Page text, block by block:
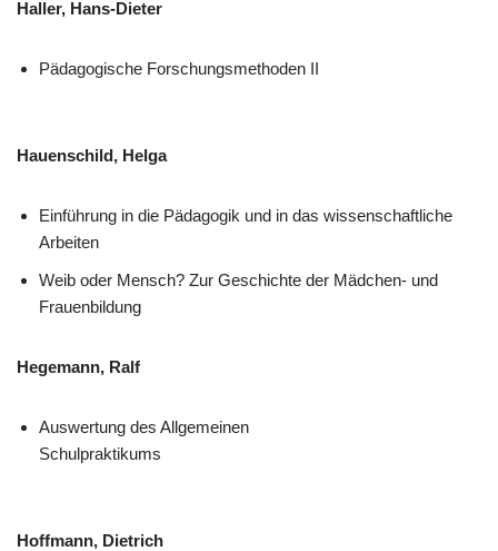
Haller, Hans-Dieter
Pädagogische Forschungsmethoden II
Hauenschild, Helga
Einführung in die Pädagogik und in das wissenschaftliche
Arbeiten
Weib oder Mensch? Zur Geschichte der Mädchen- und
Frauenbildung
Hegemann, Ralf
Auswertung des Allgemeinen
Schulpraktikums
Hoffmann, Dietrich